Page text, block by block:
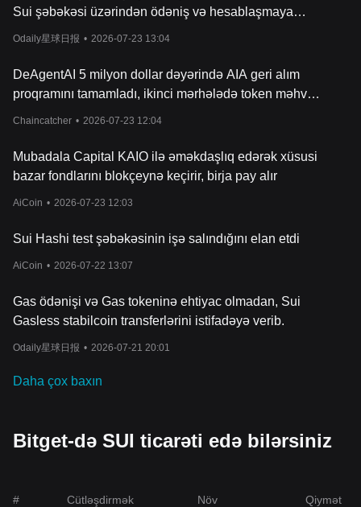
Sui şəbəkəsi üzərindən ödəniş və hesablaşmaya
qoşulacaq
Odaily星球日报 • 2026-07-23 13:04
DeAgentAI 5 milyon dollar dəyərində AIA geri alım
proqramını tamamladı, ikinci mərhələdə token məhv
Chaincatcher • 2026-07-23 12:04
Mubadala Capital KAIO ilə əməkdaşlıq edərək xüsusi
bazar fondlarını blokçeynə keçirir, birja pay alır
AiCoin • 2026-07-23 12:03
Sui Hashi test şəbəkəsinin işə salındığını elan etdi
AiCoin • 2026-07-22 13:07
Gas ödənişi və Gas tokeninə ehtiyac olmadan, Sui
Gasless stabilcoin transferlərini istifadəyə verib.
Odaily星球日报 • 2026-07-21 20:01
Daha çox baxın
Bitget-də SUI ticarəti edə bilərsiniz
# Cütləşdirmək Növ Qiymət